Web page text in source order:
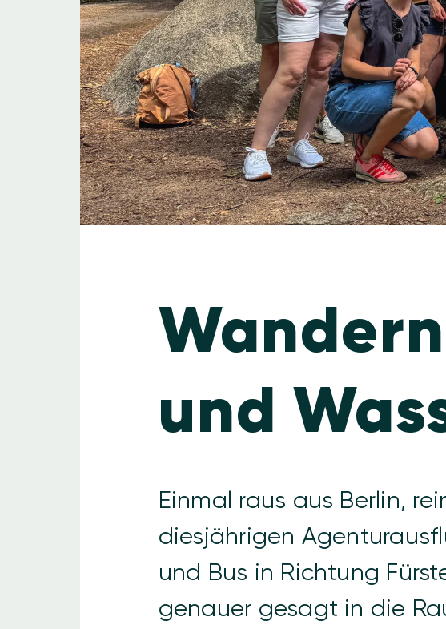
und
Einmal raus aus Berlin,
diesjährigen
und Bus in Richtung
genauer gesagt in die